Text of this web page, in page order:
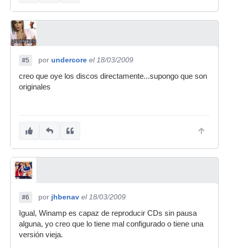
#5 por undercore el 18/03/2009
creo que oye los discos directamente...supongo que son
originales
#6 por jhbenav el 18/03/2009
Igual, Winamp es capaz de reproducir CDs sin pausa
alguna, yo creo que lo tiene mal configurado o tiene una
versión vieja.